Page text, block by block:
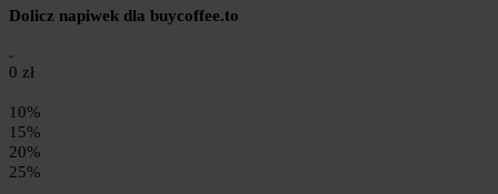
Dolicz napiwek dla buycoffee.to
0 zł
10%
15%
20%
25%